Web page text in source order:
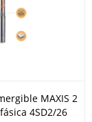
MAXIS 2
4SD2/26